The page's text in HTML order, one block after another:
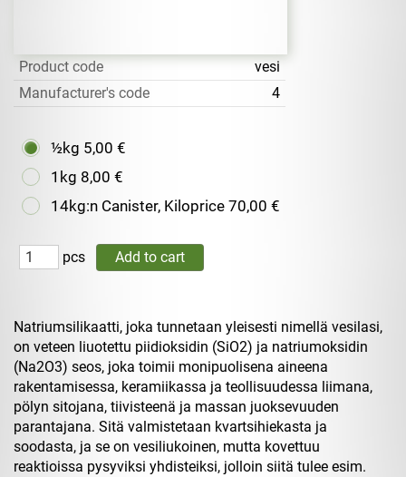
Product code
vesi
Manufacturer's code
4
½kg 5,00 €
1kg 8,00 €
14kg:n Canister, Kiloprice 70,00 €
pcs
Natriumsilikaatti, joka tunnetaan yleisesti nimellä vesilasi,
on veteen liuotettu piidioksidin (SiO2) ja natriumoksidin
(Na2O3) seos, joka toimii monipuolisena aineena
rakentamisessa, keramiikassa ja teollisuudessa liimana,
pölyn sitojana, tiivisteenä ja massan juoksevuuden
parantajana. Sitä valmistetaan kvartsihiekasta ja
soodasta, ja se on vesiliukoinen, mutta kovettuu
reaktioissa pysyviksi yhdisteiksi, jolloin siitä tulee esim.